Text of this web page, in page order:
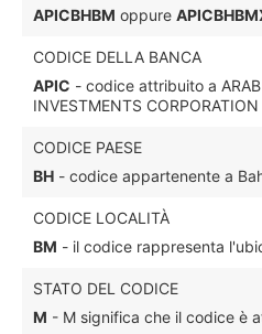
APICBHBM oppure
CODICE DELLA BANCA
APIC - codice attribuito a ARAB
INVESTMENTS CORPORATION
CODICE PAESE
BH - codice appartenente a
CODICE LOCALITÀ
BM - il codice rappresenta
STATO DEL CODICE
M - M significa che il codice è